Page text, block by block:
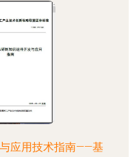
应用技术指南——基